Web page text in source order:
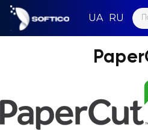
Skip
content
for: